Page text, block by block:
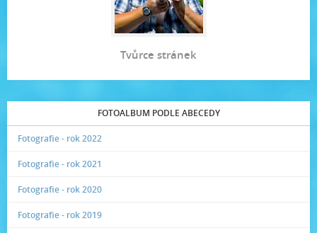
Tvůrce stránek
FOTOALBUM PODLE ABECEDY
Fotografie - rok 2022
Fotografie - rok 2021
Fotografie - rok 2020
Fotografie - rok 2019